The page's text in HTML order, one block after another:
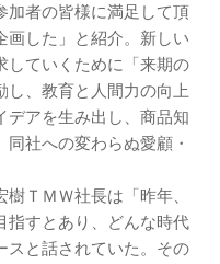
加者の皆様に満足して頂
画した」と紹介。新しい
していくために「来期の
し、教育と人間力の向上
デアを生み出し、商品知
社への変わらぬ愛顧・
ＴＭＷ社長は「昨年、
指すとあり、どんな時代
スと話されていた。その